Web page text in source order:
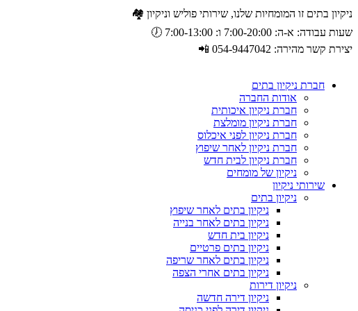
ניקיון בתים זו המומחיות שלנו, שירותי פוליש וניקיון 🏘️
שעות עבודה: א-ה: 7:00-20:00 ו: 7:00-13:00 🕖
יצירת קשר מהירה: 054-9447042 📲
חברת ניקיון בתים
אודות החברה
חברת ניקיון איכותית
חברת ניקיון מומלצת
חברת ניקיון לפני איכלוס
חברת ניקיון לאחר שיפוץ
חברת ניקיון לבית חדש
ניקיון של מומחים
שירותי ניקיון
ניקיון בתים
ניקיון בתים לאחר שיפוץ
ניקיון בתים לאחר בנייה
ניקיון בית חדש
ניקיון בתים פרטיים
ניקיון בתים לאחר שריפה
ניקיון בתים אחרי הצפה
ניקיון דירות
ניקיון דירה חדשה